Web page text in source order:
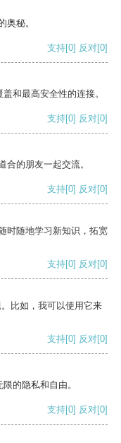
奥秘。
支持[0] 反对[0]
和最高安全性的连接。
支持[0] 反对[0]
合的朋友一起交流。
支持[0] 反对[0]
时随地学习新知识，拓宽
支持[0] 反对[0]
比如，我可以使用它来
支持[0] 反对[0]
的隐私和自由。
支持[0] 反对[0]